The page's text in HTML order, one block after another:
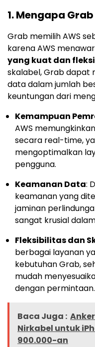
1.Mengapa
Grab memilih AWS
karena AWS
yang kuat dan
skalabel, Grab dapat
data dalam jumlah
keuntungan dari
Kemampuan
AWS
secara real-time,
mengoptimalkan
pengguna.
Keamanan Data:
keamanan yang
jaminan
sangat krusial
Fleksibilitas dan
berbagai layanan
kebutuhan Grab,
mudah
dengan permintaan.
Baca Juga :
Nirkabel untuk
900.000-an